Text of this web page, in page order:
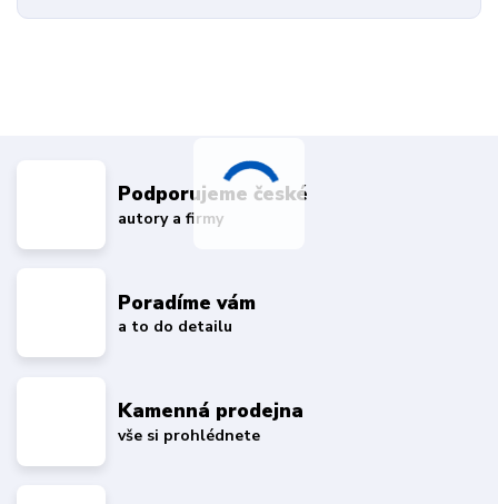
Podporujeme české
autory a firmy
Poradíme vám
a to do detailu
Kamenná prodejna
vše si prohlédnete